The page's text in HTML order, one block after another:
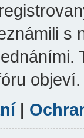
s
objeví.
|